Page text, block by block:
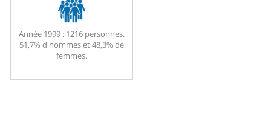
Année 1999 :1216 personnes.
51,7% d'hommes et 48,3% de
femmes.